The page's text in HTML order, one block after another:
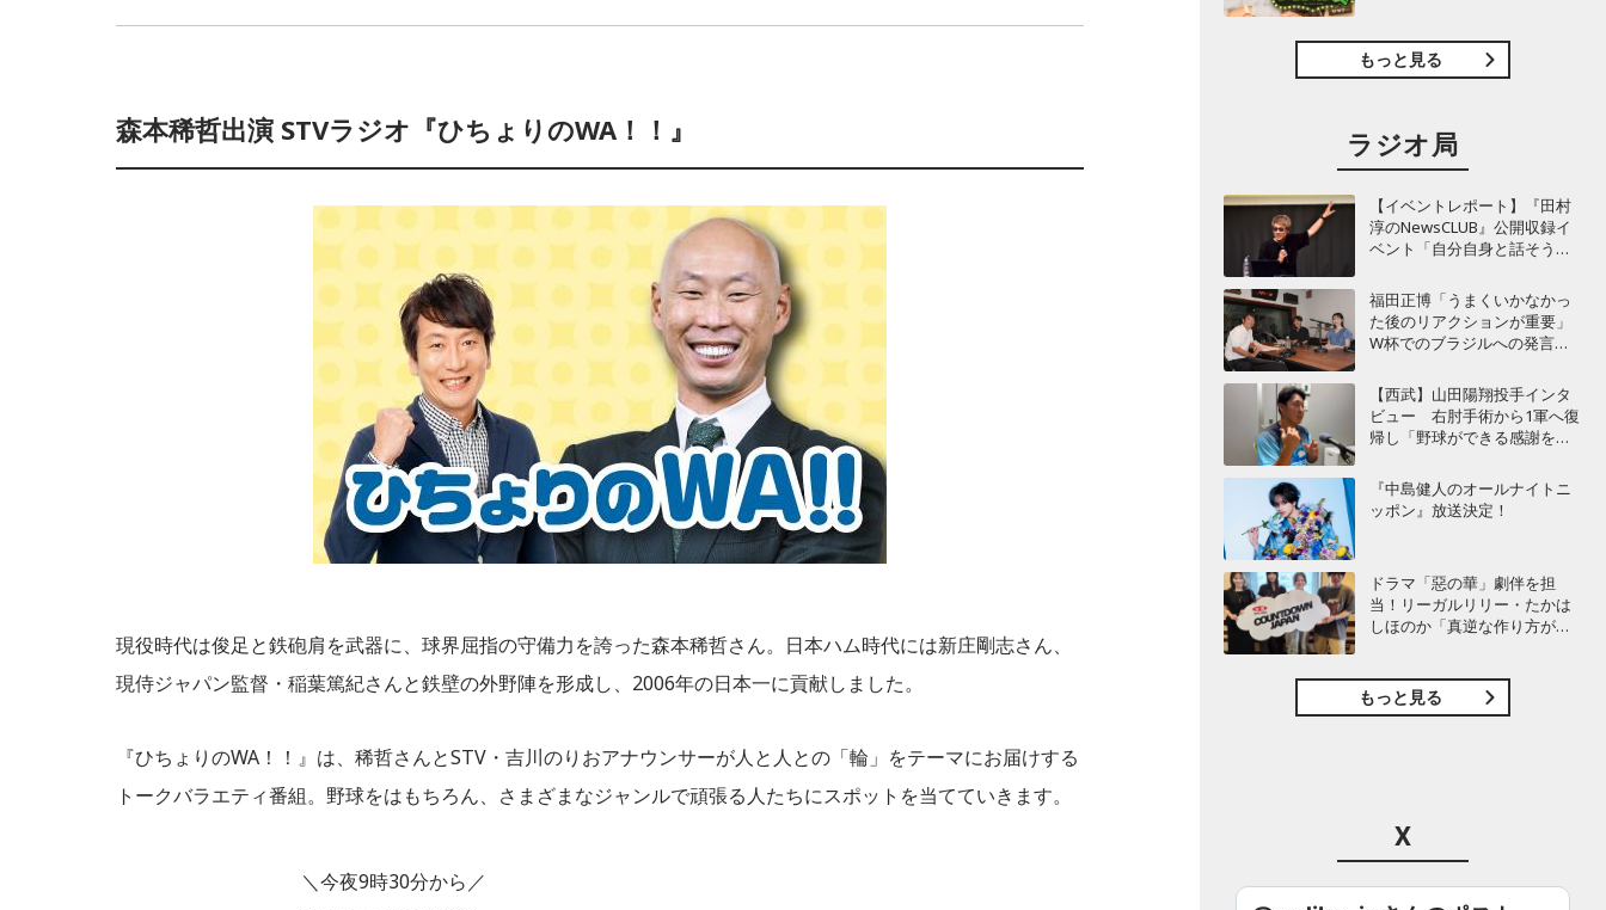
森本稀哲出演 STVラジオ『ひちょりのWA！！』
現役時代は俊足と鉄砲肩を武器に、球界屈指の守備力を誇った森本稀哲さん。日本ハム時代には新庄剛志さん、
現侍ジャパン監督・稲葉篤紀さんと鉄壁の外野陣を形成し、2006年の日本一に貢献しました。
『ひちょりのWA！！』は、稀哲さんとSTV・吉川のりおアナウンサーが人と人との「輪」をテーマにお届けする
トークバラエティ番組。野球をはもちろん、さまざまなジャンルで頑張る人たちにスポットを当てていきます。
＼今夜9時30分から／
もっと見る
ラジオ局
【イベントレポート】『田村
淳のNewsCLUB』公開収録イ
ベント「自分自身と話そうの
に“人生の最後に流したい
曲”などをテーマにトーク
福田正博「うまくいかなかっ
た後のリアクションが重要」
W杯でのブラジルへの発言が
期待することは？
【西武】山田陽翔投手インタ
ビュー 右肘手術から1軍へ復
帰し「野球ができる感謝を再
『中島健人のオールナイトニ
ッポン』放送決定！
ドラマ「惡の華」劇伴を担
当！リーガルリリー・たかは
しほのか「真逆な作り方が面
もっと見る
X